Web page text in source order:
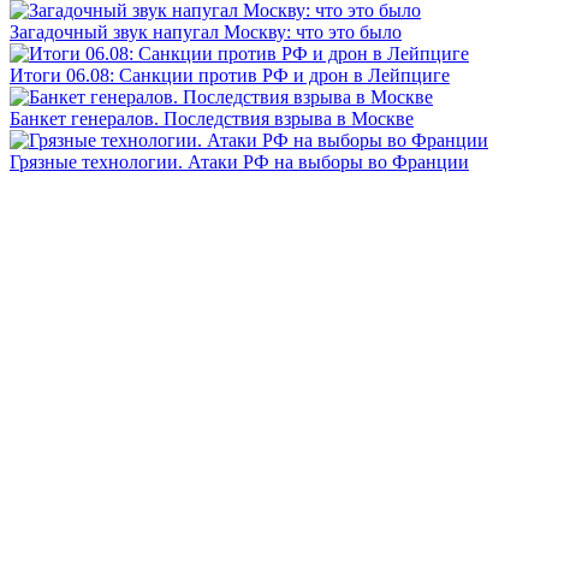
Загадочный звук напугал Москву: что это было
Итоги 06.08: Санкции против РФ и дрон в Лейпциге
Банкет генералов. Последствия взрыва в Москве
Грязные технологии. Атаки РФ на выборы во Франции